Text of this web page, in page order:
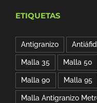
ETIQUETAS
Antigranizo
Malla 35 Malla 50
Malla 90 Malla 95
Malla Antigranizo